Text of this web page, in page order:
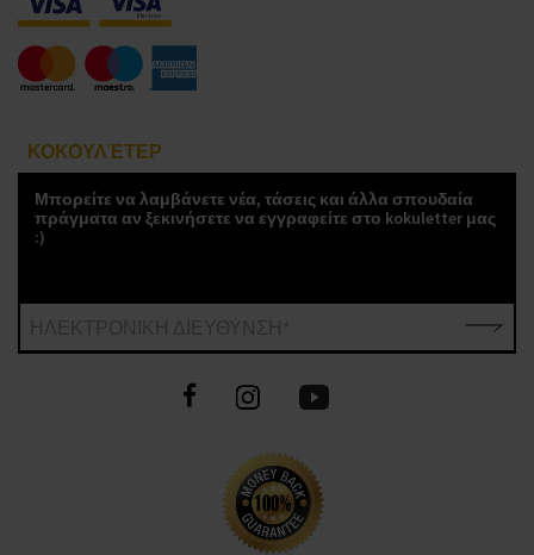
ΚΟΚΟΥΛΈΤΕΡ
Μπορείτε να λαμβάνετε νέα, τάσεις και άλλα σπουδαία
πράγματα αν ξεκινήσετε να εγγραφείτε στο kokuletter μας
:)